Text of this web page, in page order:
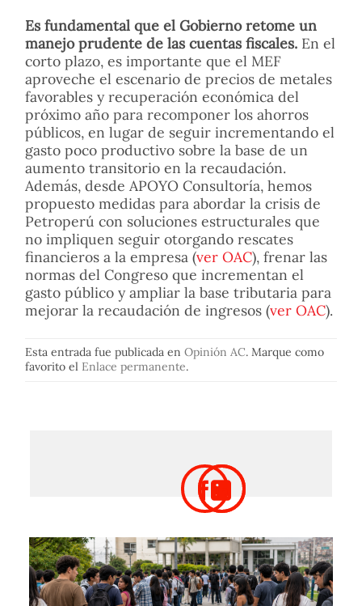
Es fundamental que el Gobierno retome un
manejo prudente de las cuentas fiscales. En el
corto plazo, es importante que el MEF
aproveche el escenario de precios de metales
favorables y recuperación económica del
próximo año para recomponer los ahorros
públicos, en lugar de seguir incrementando el
gasto poco productivo sobre la base de un
aumento transitorio en la recaudación.
Además, desde APOYO Consultoría, hemos
propuesto medidas para abordar la crisis de
Petroperú con soluciones estructurales que
no impliquen seguir otorgando rescates
financieros a la empresa (ver OAC), frenar las
normas del Congreso que incrementan el
gasto público y ampliar la base tributaria para
mejorar la recaudación de ingresos (ver OAC).
Esta entrada fue publicada en Opinión AC. Marque como
favorito el Enlace permanente.